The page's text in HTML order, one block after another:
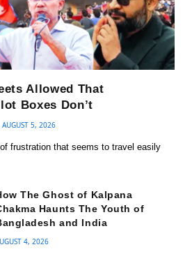
Allowed That
Boxes Don’t
AUGUST 5, 2026
frustration that seems to travel easily
The Ghost of Kalpana
Haunts The Youth of
and India
4, 2026